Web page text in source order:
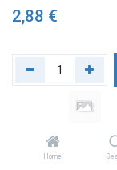
Home
2,88 €
Lisää toivelistalle